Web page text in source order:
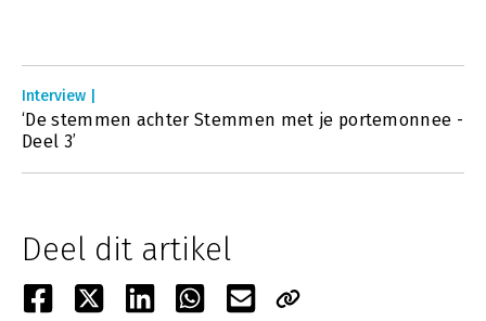
Interview |
‘De stemmen achter Stemmen met je portemonnee -
Deel 3’
Deel dit artikel